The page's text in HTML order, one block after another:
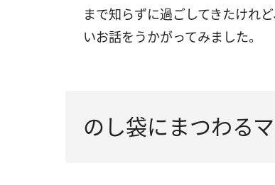
まで知らずに過ごしてきたけれ
いお話をうかがってみました。
のし袋にまつわる